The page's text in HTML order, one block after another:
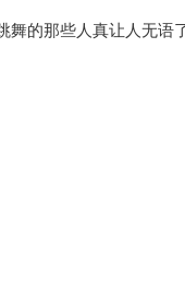
舞的那些人真让人无语